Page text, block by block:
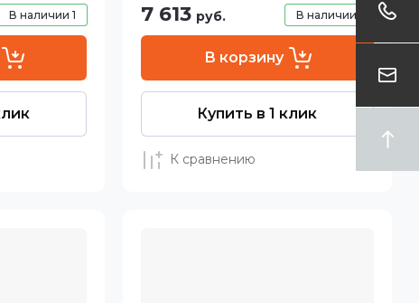
В наличии 1 В наличии
7 613 руб.
В корзину
Купить в 1 клик
К сравнению